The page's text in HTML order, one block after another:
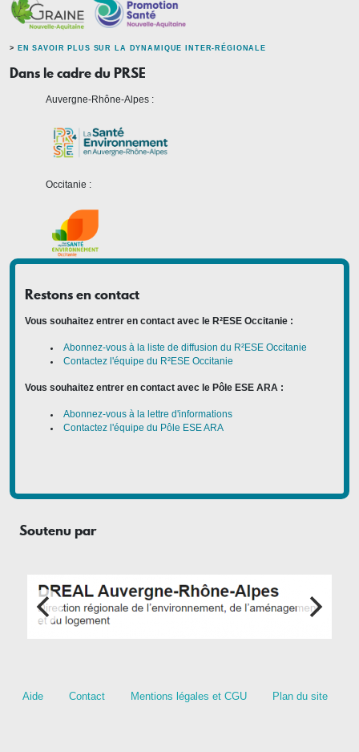
> EN SAVOIR PLUS SUR LA DYNAMIQUE INTER-RÉGIONALE
Dans le cadre du PRSE
Auvergne-Rhône-Alpes :
Occitanie :
Restons en contact
Vous souhaitez entrer en contact avec le R²ESE Occitanie :
Abonnez-vous à la liste de diffusion du R²ESE Occitanie
Contactez l'équipe du R²ESE Occitanie
Vous souhaitez entrer en contact avec le Pôle ESE ARA :
Abonnez-vous à la lettre d'informations
Contactez l'équipe du Pôle ESE ARA
Soutenu par
Aide Contact Mentions légales et CGU Plan du site